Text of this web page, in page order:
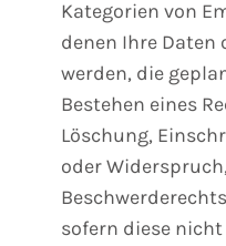
Kategorien von
denen Ihre Daten
werden, die
Bestehen eines
Löschung,
oder
sofern diese